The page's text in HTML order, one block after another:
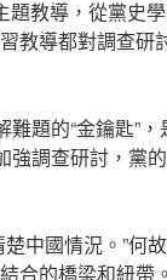
題教導，從黨史
教導都對調查研
題的“金鑰匙”，
強調查研討，黨
中國情況。”何
合的橋梁和紐帶